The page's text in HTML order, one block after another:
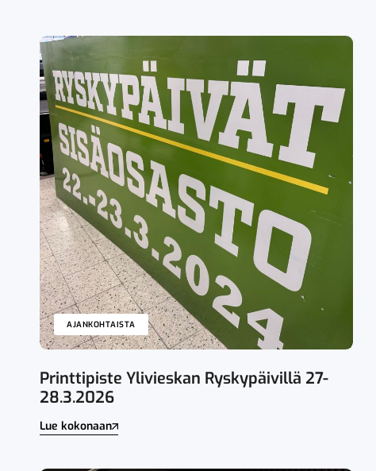
AJANKOHTAISTA
Printtipiste Ylivieskan Ryskypäivillä 27-
28.3.2026
Lue kokonaan